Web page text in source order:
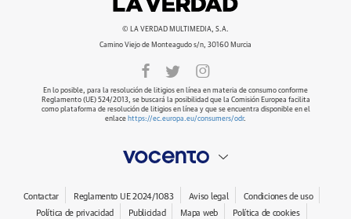
© LA VERDAD MULTIMEDIA, S.A.
Camino Viejo de Monteagudo s/n, 30160 Murcia
En lo posible, para la resolución de litigios en línea en materia de consumo conforme
Reglamento (UE) 524/2013, se buscará la posibilidad que la Comisión Europea facilita
como plataforma de resolución de litigios en línea y que se encuentra disponible en el
enlace https://ec.europa.eu/consumers/odr.
Contactar Reglamento UE 2024/1083 Aviso legal
Condiciones de uso
Política de privacidad
Publicidad Mapa web Política de cookies